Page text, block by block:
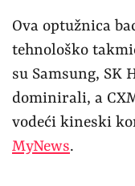
Ova optužnica
tehnološko
su Samsung, SK
dominirali, a
vodeći kineski
MyNews.